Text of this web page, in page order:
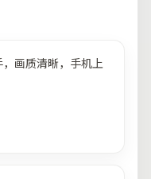
画质清晰，手机上